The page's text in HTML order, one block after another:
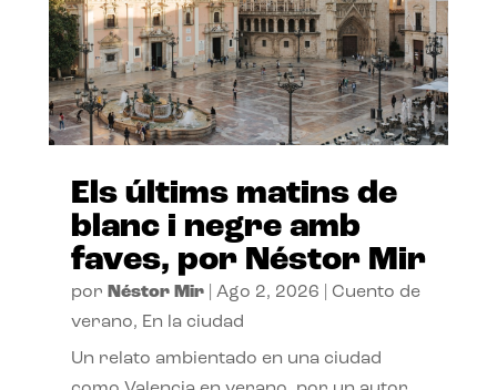
Els últims matins de
blanc i negre amb
faves, por Néstor Mir
por Néstor Mir| Ago 2, 2026
Cuento de
verano, En la ciudad
Un relato ambientado en una ciudad